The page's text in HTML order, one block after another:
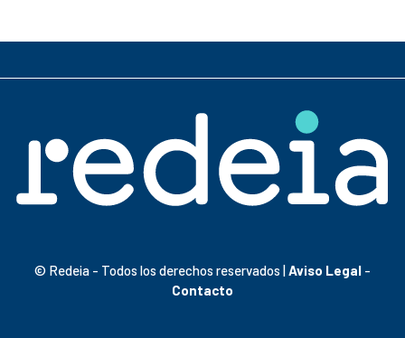
© Redeia - Todos los derechos reservados |Aviso Legal -
Contacto